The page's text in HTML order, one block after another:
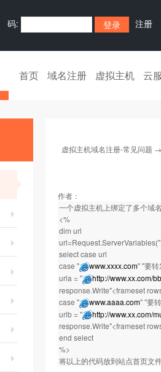
码: 注册
首页 域名注册 虚拟主机 云
虚拟主机域名注册-常见问题
作者：
一个虚拟主机上绑定了多个域
<%
dim url
select case url
case "
www.xxxx.com" ''要
urla = "
http://www.xx.com/
response.Write"<frameset
case "
www.aaaa.com" ''要
urlb = "
http://www.xx.com/
response.Write"<frameset
end select
%>
将以上的代码放到站点首页文